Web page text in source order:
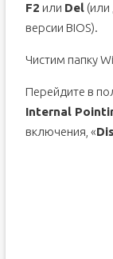
F2 или Del(или
версии BIOS).
Чистим папку
Перейдите в
Internal
включения, «